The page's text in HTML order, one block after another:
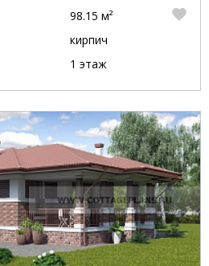
98.15 м²
кирпич
1 этаж